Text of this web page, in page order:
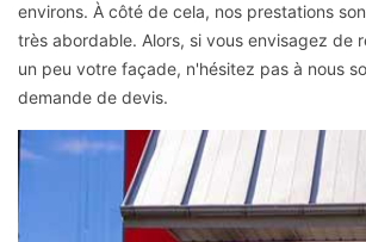
environs. À côté de cela, nos prestations
très abordable. Alors, si vous envisagez de
un peu votre façade, n'hésitez pas à nous
demande de devis.